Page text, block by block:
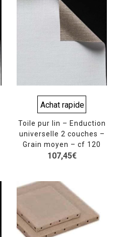
Achat rapide
Toile pur lin – Enduction
universelle 2 couches –
Grain moyen – cf 120
107,45€